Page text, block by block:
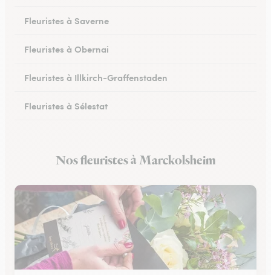
Fleuristes à Saverne
Fleuristes à Obernai
Fleuristes à Illkirch-Graffenstaden
Fleuristes à Sélestat
Fleuristes à Lingolsheim
Nos fleuristes à Marckolsheim